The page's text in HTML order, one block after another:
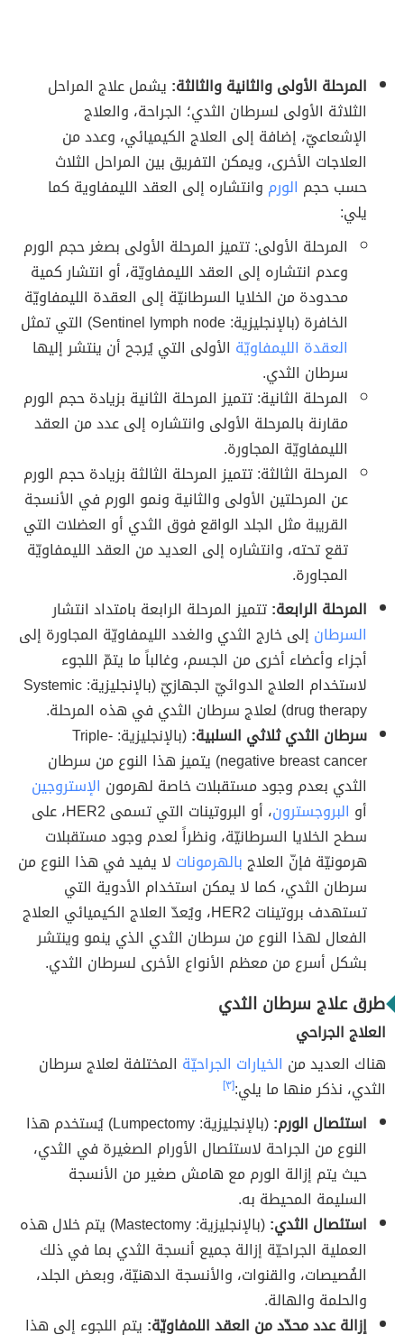
المرحلة الأولى والثانية والثالثة: يشمل علاج المراحل
الثلاثة الأولى لسرطان الثدي؛ الجراحة، والعلاج
الإشعاعيّ، إضافة إلى العلاج الكيميائي، وعدد من
العلاجات الأخرى، ويمكن التفريق بين المراحل الثلاث
حسب حجم الورم وانتشاره إلى العقد الليمفاوية كما
يلي:
المرحلة الأولى: تتميز المرحلة الأولى بصغر حجم الورم
وعدم انتشاره إلى العقد الليمفاويّة، أو انتشار كمية
محدودة من الخلايا السرطانيّة إلى العقدة الليمفاويّة
الخافرة (بالإنجليزية: Sentinel lymph node) التي تمثل
العقدة الليمفاويّة الأولى التي يُرجح أن ينتشر إليها
سرطان الثدي.
المرحلة الثانية: تتميز المرحلة الثانية بزيادة حجم الورم
مقارنة بالمرحلة الأولى وانتشاره إلى عدد من العقد
الليمفاويّة المجاورة.
المرحلة الثالثة: تتميز المرحلة الثالثة بزيادة حجم الورم
عن المرحلتين الأولى والثانية ونمو الورم في الأنسجة
القريبة مثل الجلد الواقع فوق الثدي أو العضلات التي
تقع تحته، وانتشاره إلى العديد من العقد الليمفاويّة
المجاورة.
المرحلة الرابعة:تتميز المرحلة الرابعة بامتداد انتشار
السرطان إلى خارج الثدي والغدد الليمفاويّة المجاورة إلى
أجزاء وأعضاء أخرى من الجسم، وغالباً ما يتمّ اللجوء
لاستخدام العلاج الدوائيّ الجهازيّ (بالإنجليزية: Systemic
drug therapy) لعلاج سرطان الثدي في هذه المرحلة.
سرطان الثدي ثلاثي السلبية:
(بالإنجليزية: Triple-
negative breast cancer) يتميز هذا النوع من سرطان
الثدي بعدم وجود مستقبلات خاصة لهرمون الإستروجين
أو البروجسترون
، أو البروتينات التي تسمى HER2، على
سطح الخلايا السرطانيّة، ونظراً لعدم وجود مستقبلات
هرمونيّة فإنّ العلاجبالهرمونات لا يفيد في هذا النوع من
سرطان الثدي، كما لا يمكن استخدام الأدوية التي
تستهدف بروتينات HER2، ويُعدّ العلاج الكيميائي العلاج
الفعال لهذا النوع من سرطان الثدي الذي ينمو وينتشر
بشكل أسرع من معظم الأنواع الأخرى لسرطان الثدي.
طرق علاج سرطان الثدي
العلاج الجراحي
هناك العديد من الخيارات الجراحيّة المختلفة لعلاج سرطان
الثدي، نذكر منها ما يلي:[٣]
استئصال الورم:
(بالإنجليزية: Lumpectomy) يُستخدم هذا
النوع من الجراحة لاستئصال الأورام الصغيرة في الثدي،
حيث يتم إزالة الورم مع هامش صغير من الأنسجة
السليمة المحيطة به.
استئصال الثدي:
(بالإنجليزية: Mastectomy) يتم خلال هذه
العملية الجراحيّة إزالة جميع أنسجة الثدي بما في ذلك
الفُصيصات، والقنوات، والأنسجة الدهنيّة، وبعض الجلد،
والحلمة والهالة.
إزالة عدد محدّد من العقد اللمفاويّة: يتم اللجوء إلى هذا